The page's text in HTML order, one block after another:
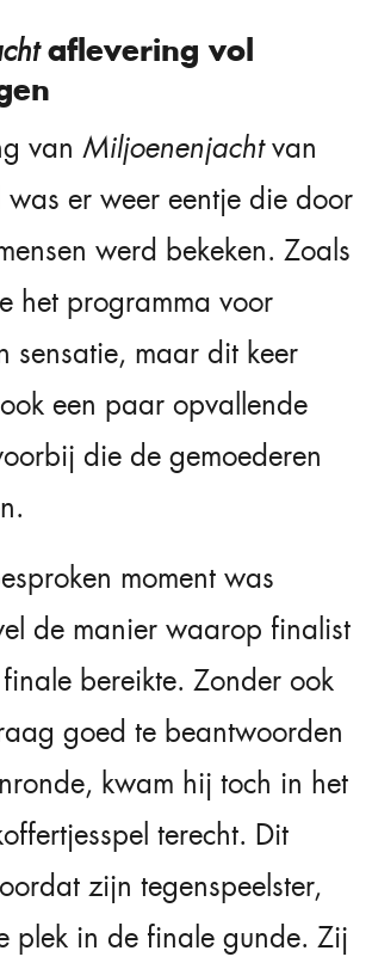
aflevering vol
van Miljoenenjachtvan
er weer eentje die door
werd bekeken. Zoals
het programma voor
sensatie, maar dit keer
een paar opvallende
die de gemoederen
moment was
de manier waarop finalist
bereikte. Zonder ook
goed te beantwoorden
kwam hij toch in het
terecht. Dit
zijn tegenspeelster,
plek in de finale gunde. Zij